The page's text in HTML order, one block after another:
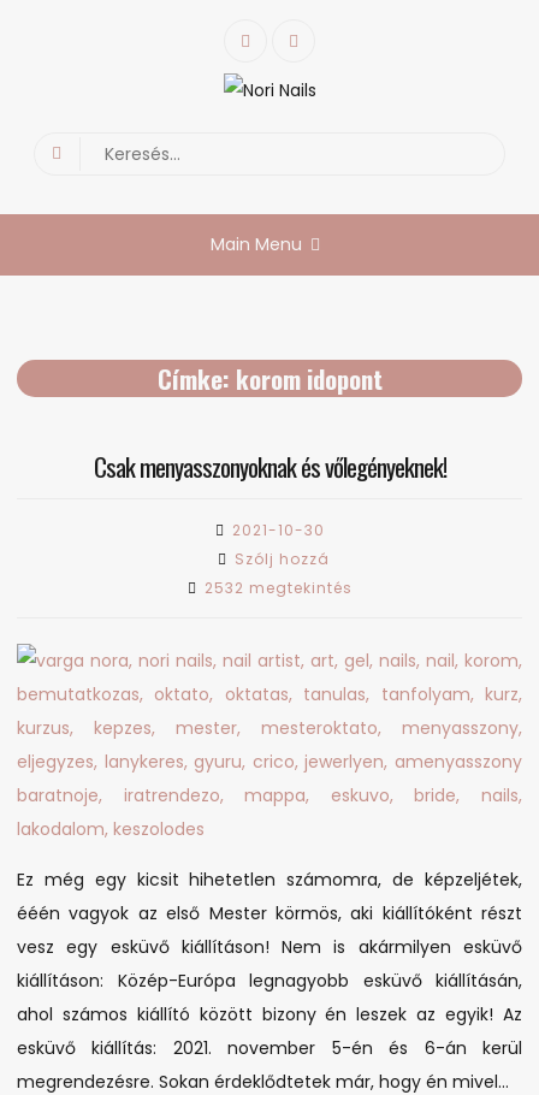
Facebook
Nori Nails
Search
Main Menu
Címke: korom idopont
Csak menyasszonyoknak és vőlegényeknek!
2021-10-30
Szólj hozzá
Csak
vőlegényeknek!
2532 megtekintés
Ez még egy kicsit hihetetlen számomra, de képzeljétek,
ééén vagyok az első Mester körmös, aki kiállítóként részt
vesz egy esküvő kiállításon! Nem is akármilyen esküvő
kiállításon: Közép-Európa legnagyobb esküvő kiállításán,
ahol számos kiállító között bizony én leszek az egyik! Az
esküvő kiállítás: 2021. november 5-én és 6-án kerül
megrendezésre. Sokan érdeklődtetek már, hogy én mivel…